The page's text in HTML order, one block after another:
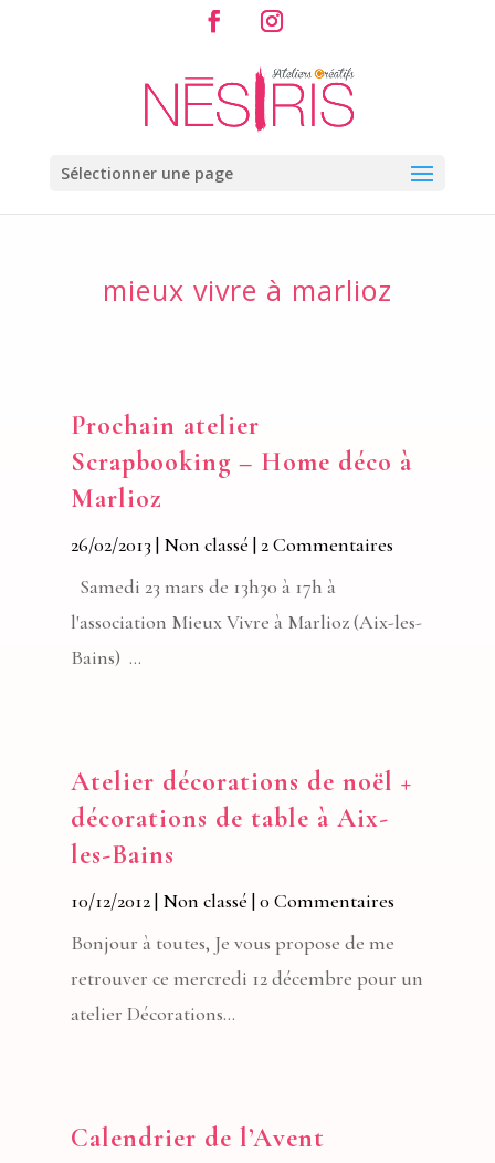
Sélectionner une page
mieux vivre à marlioz
Prochain atelier
Scrapbooking – Home déco à
Marlioz
26/02/2013 | Non classé | 2 Commentaires
Samedi 23 mars de 13h30 à 17h à
l'association Mieux Vivre à Marlioz (Aix-les-
Bains) ...
Atelier décorations de noël +
décorations de table à Aix-
les-Bains
10/12/2012| Non classé | 0 Commentaires
Bonjour à toutes, Je vous propose de me
retrouver ce mercredi 12 décembre pour un
atelier Décorations...
Calendrier de l’Avent